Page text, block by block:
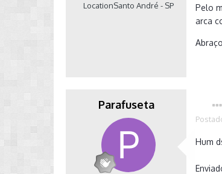
LocationSanto André - SP
Pelo
arca
Parafuseta
Hum